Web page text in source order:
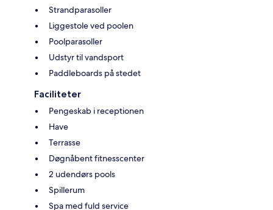
Strandparasoller
Liggestole ved poolen
Poolparasoller
Udstyr til vandsport
Paddleboards på stedet
Faciliteter
Pengeskab i receptionen
Have
Terrasse
Døgnåbent fitnesscenter
2 udendørs pools
Spillerum
Spa med fuld service